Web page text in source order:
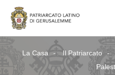
La Casa Il Patriarcato